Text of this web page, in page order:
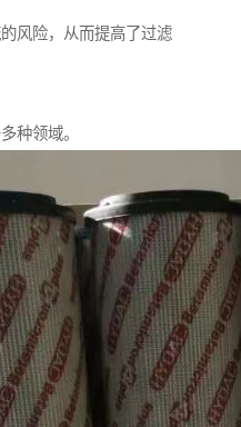
风险，从而提高了过滤
种领域。